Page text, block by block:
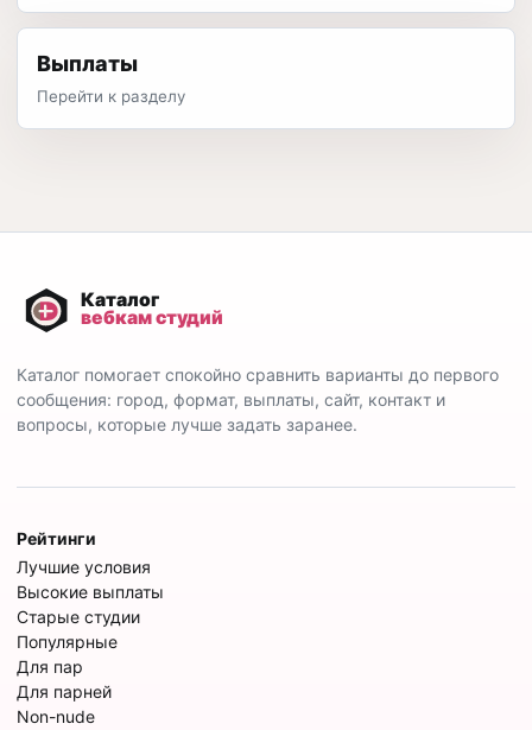
Выплаты
Перейти к разделу
Каталог помогает спокойно сравнить варианты до первого
сообщения: город, формат, выплаты, сайт, контакт и
вопросы, которые лучше задать заранее.
Рейтинги
Лучшие условия
Высокие выплаты
Старые студии
Популярные
Для пар
Для парней
Non-nude